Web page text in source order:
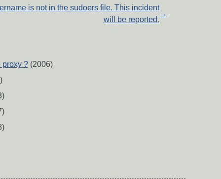
is not in the sudoers file. This incident
will be reported.
→
proxy ?(2006)